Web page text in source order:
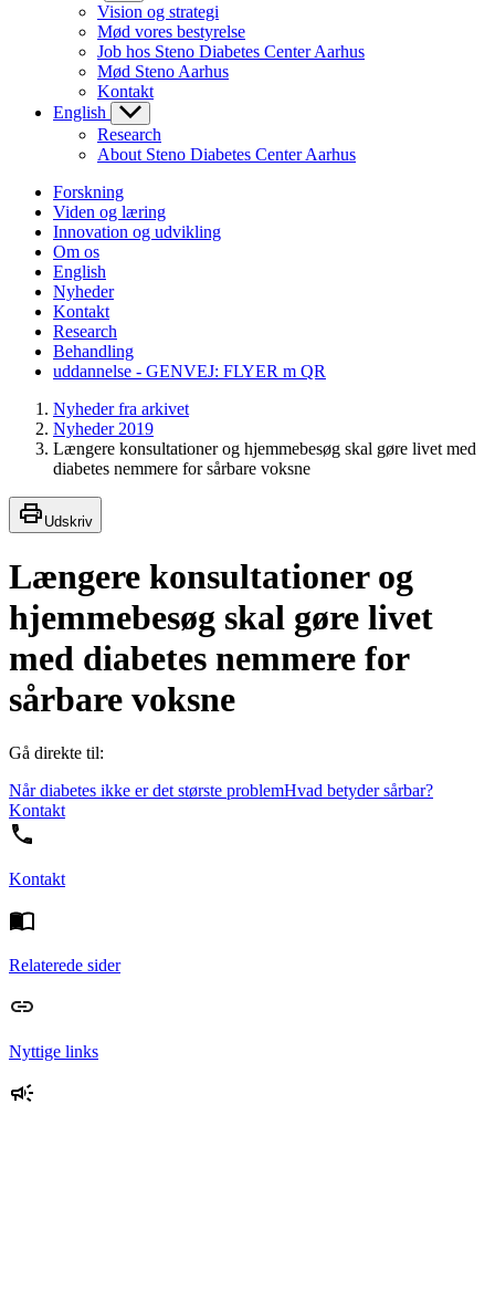
Vision og strategi
Mød vores bestyrelse
Job hos Steno Diabetes Center Aarhus
Mød Steno Aarhus
Kontakt
English
Research
About Steno Diabetes Center Aarhus
Forskning
Viden og læring
Innovation og udvikling
Om os
English
Nyheder
Kontakt
Research
Behandling
uddannelse - GENVEJ: FLYER m QR
Nyheder fra arkivet
Nyheder 2019
Længere konsultationer og hjemmebesøg skal gøre livet med
diabetes nemmere for sårbare voksne
Udskriv
Længere konsultationer og
hjemmebesøg skal gøre livet
med diabetes nemmere for
sårbare voksne
Gå direkte til:
Når diabetes ikke er det største problemHvad betyder sårbar?
Kontakt
Kontakt
Relaterede sider
Nyttige links